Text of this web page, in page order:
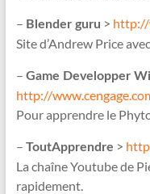
– Blender guru > http://
Site d’Andrew Price
– Game Developper
http://
Pour apprendre le
– ToutApprendre >
La chaîne Youtube de
rapidement.